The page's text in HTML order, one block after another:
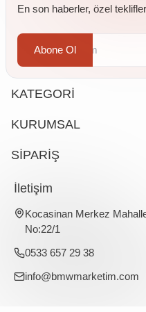
En son haberler, özel
Abone Ol
KATEGORİ
KURUMSAL
SİPARİŞ
İletişim
Kocasinan Merkez
No:22/1
0533 657 29 38
info@bmwmarketim.com